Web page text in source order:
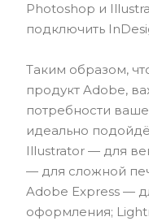
Photoshop и
подключить
Таким образом,
продукт Adobe,
потребности
идеально
Illustrator — для
— для сложной
Adobe Express —
оформления;